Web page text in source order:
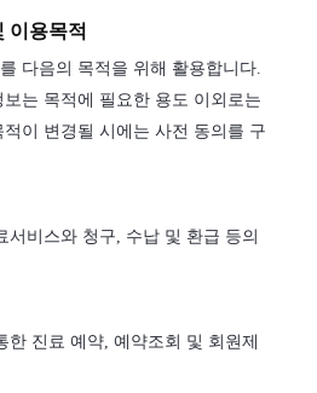
이용목적
다음의 목적을 위해 활용합니다.
는 목적에 필요한 용도 이외로는
이 변경될 시에는 사전 동의를 구
서비스와 청구, 수납 및 환급 등의
한 진료 예약, 예약조회 및 회원제